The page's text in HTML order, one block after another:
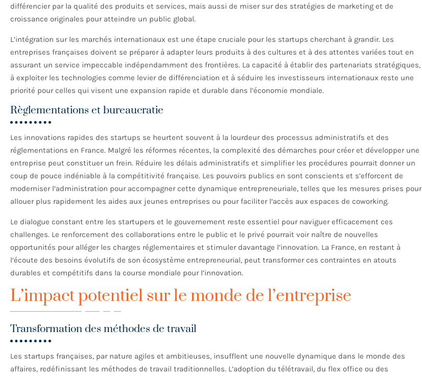
différencier par la qualité des produits et services, mais aussi de miser sur des stratégies de marketing et de
croissance originales pour atteindre un public global.
L’intégration sur les marchés internationaux est une étape cruciale pour les startups cherchant à grandir. Les
entreprises françaises doivent se préparer à adapter leurs produits à des cultures et à des attentes variées tout en
assurant un service impeccable indépendamment des frontières. La capacité à établir des partenariats stratégiques,
à exploiter les technologies comme levier de différenciation et à séduire les investisseurs internationaux reste une
priorité pour celles qui visent une expansion rapide et durable dans l’économie mondiale.
Règlementations et bureaucratie
Les innovations rapides des startups se heurtent souvent à la lourdeur des processus administratifs et des
réglementations en France. Malgré les réformes récentes, la complexité des démarches pour créer et développer une
entreprise peut constituer un frein. Réduire les délais administratifs et simplifier les procédures pourrait donner un
coup de pouce indéniable à la compétitivité française. Les pouvoirs publics en sont conscients et s’efforcent de
moderniser l’administration pour accompagner cette dynamique entrepreneuriale, telles que les mesures prises pour
allouer plus rapidement les aides aux jeunes entreprises ou pour faciliter l’accès aux espaces de coworking.
Le dialogue constant entre les startupers et le gouvernement reste essentiel pour naviguer efficacement ces
challenges. Le renforcement des collaborations entre le public et le privé pourrait voir naître de nouvelles
opportunités pour alléger les charges réglementaires et stimuler davantage l’innovation. La France, en restant à
l’écoute des besoins évolutifs de son écosystème entrepreneurial, peut transformer ces contraintes en atouts
durables et compétitifs dans la course mondiale pour l’innovation.
L’impact potentiel sur le monde de l’entreprise
Transformation des méthodes de travail
Les startups françaises, par nature agiles et ambitieuses, insufflent une nouvelle dynamique dans le monde des
affaires, redéfinissant les méthodes de travail traditionnelles. L’adoption du télétravail, du flex office ou des